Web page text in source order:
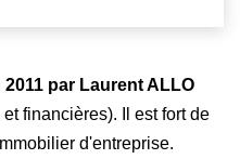
2011 par Laurent ALLO
financières). Il est fort de
d'entreprise.